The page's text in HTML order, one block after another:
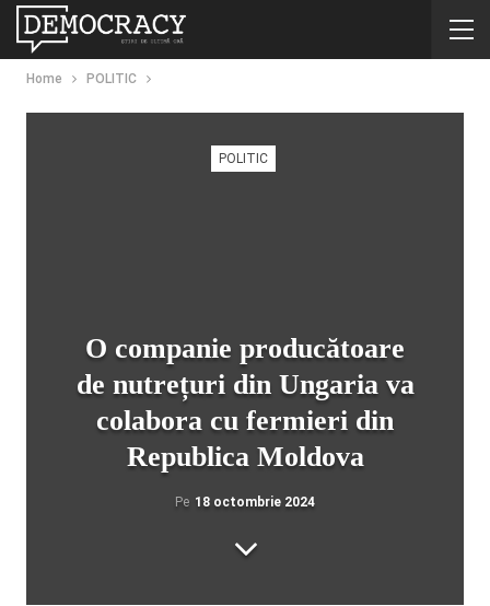
Home POLITIC
POLITIC
O companie producătoare
de nutrețuri din Ungaria va
colabora cu fermieri din
Republica Moldova
Pe 18 octombrie 2024